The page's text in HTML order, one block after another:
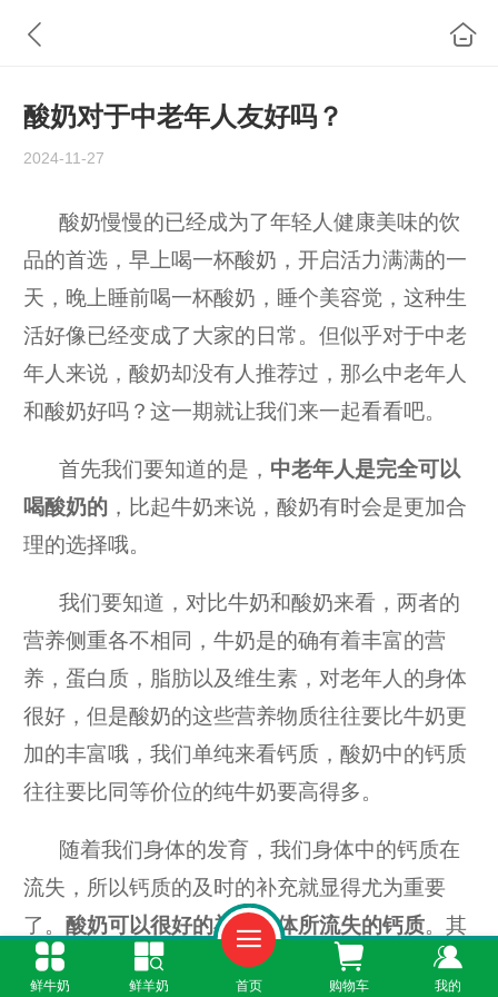
酸奶对于中老年人友好吗？
2024-11-27
酸奶慢慢的已经成为了年轻人健康美味的饮
品的首选，早上喝一杯酸奶，开启活力满满的一
天，晚上睡前喝一杯酸奶，睡个美容觉，这种生
活好像已经变成了大家的日常。但似乎对于中老
年人来说，酸奶却没有人推荐过，那么中老年人
和酸奶好吗？这一期就让我们来一起看看吧。
首先我们要知道的是， 中老年人是完全可以
喝酸奶的 ，比起牛奶来说，酸奶有时会是更加合
理的选择哦。
我们要知道，对比牛奶和酸奶来看，两者的
营养侧重各不相同，牛奶是的确有着丰富的营
养，蛋白质，脂肪以及维生素，对老年人的身体
很好，但是酸奶的这些营养物质往往要比牛奶更
加的丰富哦，我们单纯来看钙质，酸奶中的钙质
往往要比同等价位的纯牛奶要高得多。
随着我们身体的发育，我们身体中的钙质在
流失，所以钙质的及时的补充就显得尤为重要
了。 酸奶可以很好的补充人体所流失的钙质。其
次就是酸奶中含有着牛奶中所没有的乳酸菌，这
鲜牛奶 鲜羊奶 首页 购物车 我的